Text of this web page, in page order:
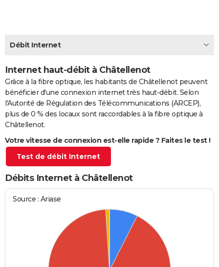
CARTE DE VOEUX
Carte de Noël
Carte Bonne année
Carte Saint-Valentin
Carte Pâques
Carte d'anniversaire
DICTIONNAIRE
PROGRAMME TV
S'inscrire
Se connecter
Lycées
Collèges
Primaires
Universités
Entreprises
Service militaire
Avis de recherche
Bricolage
Lifestyle
Culture
Sport
Auto
Television
Voyage
Cinema
Débit Internet
Internet haut-débit à Châtellenot
Grâce à la fibre optique, les habitants de Châtellenot peuvent
bénéficier d'une connexion internet très haut-débit. Selon
l'Autorité de Régulation des Télécommunications (ARCEP),
plus de 0 % des locaux sont raccordables à la fibre optique à
Châtellenot.
Votre vitesse de connexion est-elle rapide ? Faites le test !
Test de débit Internet
Débits Internet à Châtellenot
Source : Ariase